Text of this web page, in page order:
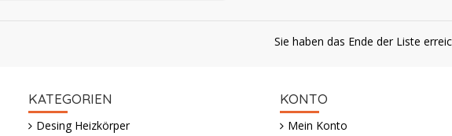
Sie haben das Ende der Liste
KATEGORIEN
Desing Heizkörper
KONTO
Mein Konto